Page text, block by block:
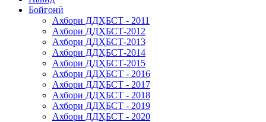
Бойгонӣ
Ахбори ДДҲБСТ - 2011
Ахбори ДДҲБСТ-2012
Ахбори ДДҲБСТ-2013
Ахбори ДДҲБСТ-2014
Ахбори ДДҲБСТ-2015
Ахбори ДДҲБСТ - 2016
Ахбори ДДҲБСТ - 2017
Ахбори ДДҲБСТ - 2018
Ахбори ДДҲБСТ - 2019
Ахбори ДДҲБСТ - 2020